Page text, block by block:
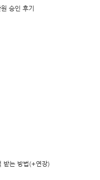
승인 후기
받는 방법(+연장)